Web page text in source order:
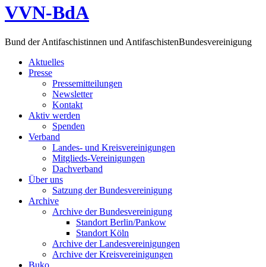
VVN-BdA
Bund der Antifaschistinnen und AntifaschistenBundesvereinigung
Aktuelles
Presse
Pressemitteilungen
Newsletter
Kontakt
Aktiv werden
Spenden
Verband
Landes- und Kreisvereinigungen
Mitglieds-Vereinigungen
Dachverband
Über uns
Satzung der Bundesvereinigung
Archive
Archive der Bundesvereinigung
Standort Berlin/Pankow
Standort Köln
Archive der Landesvereinigungen
Archive der Kreisvereinigungen
Buko